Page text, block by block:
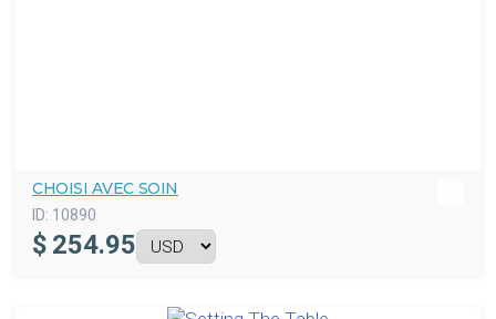
CHOISI AVEC SOIN
ID: 10890
$ 254.95